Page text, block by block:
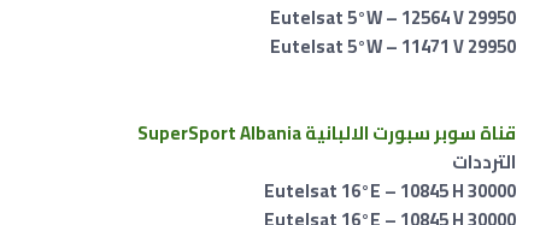
Eutelsat 5°W – 12564 V 29950
Eutelsat 5°W – 11471 V 29950
قناة سوبر سبورت الالبانية SuperSport Albania
الترددات
Eutelsat 16°E – 10845 H 30000